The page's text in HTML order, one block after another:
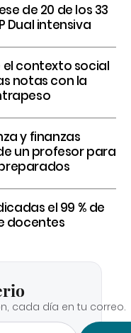
de 20 de los 33
Dual intensiva
el contexto social
notas con la
y finanzas
un profesor para
el 99 % de
docentes
cada día en tu correo.